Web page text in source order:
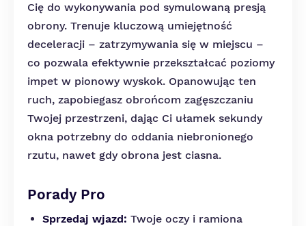
Cię do wykonywania pod symulowaną presją
obrony. Trenuje kluczową umiejętność
deceleracji – zatrzymywania się w miejscu –
co pozwala efektywnie przekształcać poziomy
impet w pionowy wyskok. Opanowując ten
ruch, zapobiegasz obrońcom zagęszczaniu
Twojej przestrzeni, dając Ci ułamek sekundy
okna potrzebny do oddania niebronionego
rzutu, nawet gdy obrona jest ciasna.
Porady Pro
Sprzedaj wjazd: Twoje oczy i ramiona